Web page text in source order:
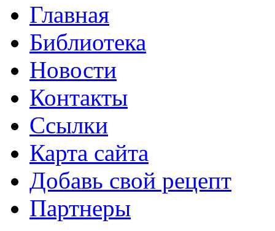
Главная
Библиотека
Новости
Контакты
Ссылки
Карта сайта
Добавь свой рецепт
Партнеры